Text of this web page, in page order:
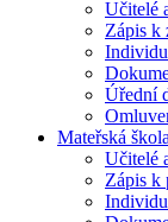
Učitelé
Zápis k
Úřední
Mateřská škola
Učitelé
Zápis k